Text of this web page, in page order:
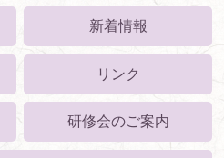
新着情報
リンク
研修会のご案内